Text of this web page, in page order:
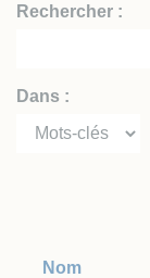
Rechercher :
Dans :
Nom